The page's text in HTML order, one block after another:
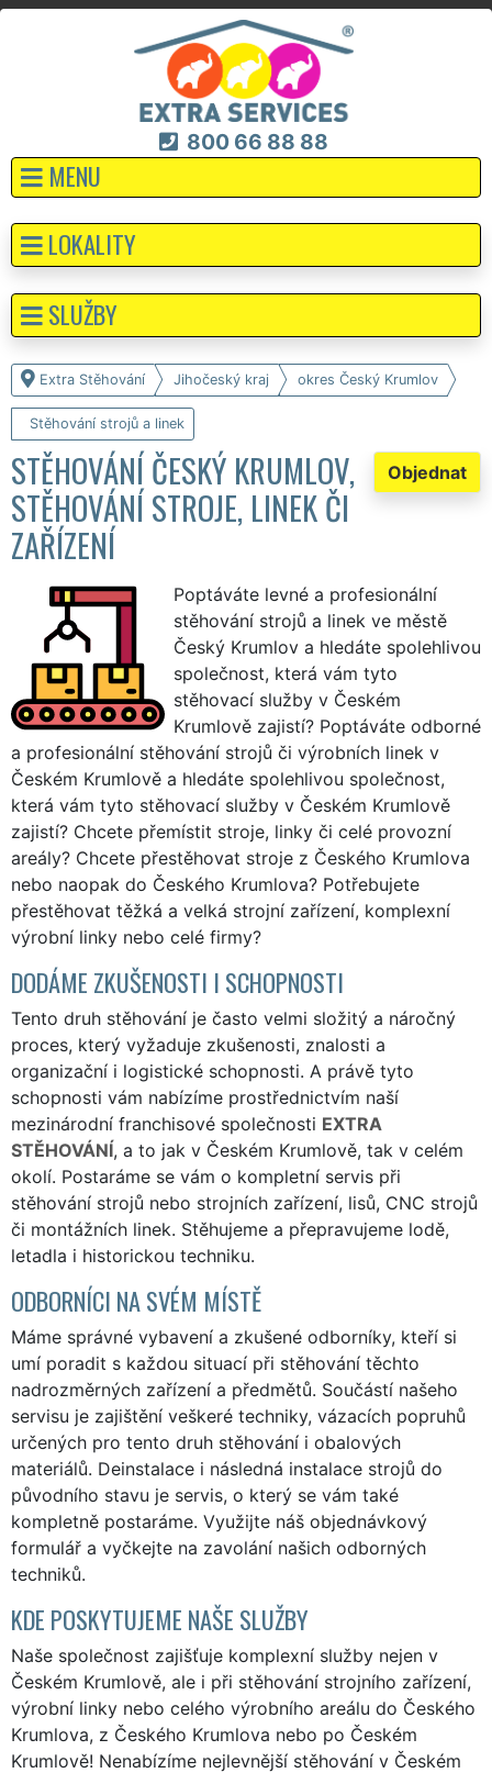
800 66 88 88
MENU
Extra Stěhování Jihočeský kraj okres Český Krumlov
Stěhování strojů a linek
Objednat
STĚHOVÁNÍ ČESKÝ KRUMLOV,
STĚHOVÁNÍ STROJE, LINEK ČI
ZAŘÍZENÍ
Poptáváte levné a profesionální
stěhování strojů a linek ve městě
Český Krumlov a hledáte spolehlivou
společnost, která vám tyto
stěhovací služby v Českém
Krumlově zajistí? Poptáváte odborné
a profesionální stěhování strojů či výrobních linek v
Českém Krumlově a hledáte spolehlivou společnost,
která vám tyto stěhovací služby v Českém Krumlově
zajistí? Chcete přemístit stroje, linky či celé provozní
areály? Chcete přestěhovat stroje z Českého Krumlova
nebo naopak do Českého Krumlova? Potřebujete
přestěhovat těžká a velká strojní zařízení, komplexní
výrobní linky nebo celé firmy?
DODÁME ZKUŠENOSTI I SCHOPNOSTI
Tento druh stěhování je často velmi složitý a náročný
proces, který vyžaduje zkušenosti, znalosti a
organizační i logistické schopnosti. A právě tyto
schopnosti vám nabízíme prostřednictvím naší
mezinárodní franchisové společnosti EXTRA
STĚHOVÁNÍ, a to jak v Českém Krumlově, tak v celém
okolí. Postaráme se vám o kompletní servis při
stěhování strojů nebo strojních zařízení, lisů, CNC strojů
či montážních linek. Stěhujeme a přepravujeme lodě,
letadla i historickou techniku.
ODBORNÍCI NA SVÉM MÍSTĚ
Máme správné vybavení a zkušené odborníky, kteří si
umí poradit s každou situací při stěhování těchto
nadrozměrných zařízení a předmětů. Součástí našeho
servisu je zajištění veškeré techniky, vázacích popruhů
určených pro tento druh stěhování i obalových
materiálů. Deinstalace i následná instalace strojů do
původního stavu je servis, o který se vám také
kompletně postaráme. Využijte náš objednávkový
formulář a vyčkejte na zavolání našich odborných
techniků.
KDE POSKYTUJEME NAŠE SLUŽBY
Naše společnost zajišťuje komplexní služby nejen v
Českém Krumlově, ale i při stěhování strojního zařízení,
výrobní linky nebo celého výrobního areálu do Českého
Krumlova, z Českého Krumlova nebo po Českém
Krumlově! Nenabízíme nejlevnější stěhování v Českém
LOKALITY
SLUŽBY